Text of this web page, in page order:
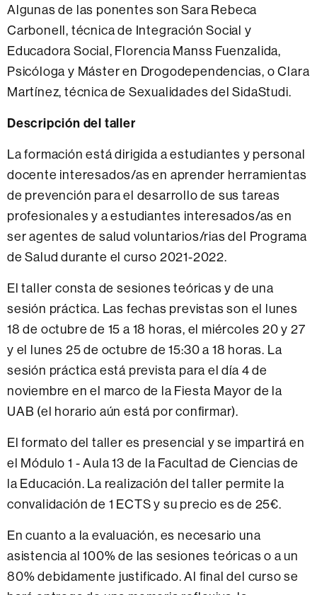
Algunas de las ponentes son Sara Rebeca
Carbonell, técnica de Integración Social y
Educadora Social, Florencia Manss Fuenzalida,
Psicóloga y Máster en Drogodependencias, o Clara
Martínez, técnica de Sexualidades del SidaStudi.
Descripción del taller
La formación está dirigida a estudiantes y personal
docente interesados/as en aprender herramientas
de prevención para el desarrollo de sus tareas
profesionales y a estudiantes interesados/as en
ser agentes de salud voluntarios/rias del Programa
de Salud durante el curso 2021-2022.
El taller consta de sesiones teóricas y de una
sesión práctica. Las fechas previstas son el lunes
18 de octubre de 15 a 18 horas, el miércoles 20 y 27
y el lunes 25 de octubre de 15:30 a 18 horas. La
sesión práctica está prevista para el día 4 de
noviembre en el marco de la Fiesta Mayor de la
UAB (el horario aún está por confirmar).
El formato del taller es presencial y se impartirá en
el Módulo 1 - Aula 13 de la Facultad de Ciencias de
la Educación. La realización del taller permite la
convalidación de 1 ECTS y su precio es de 25€.
En cuanto a la evaluación, es necesario una
asistencia al 100% de las sesiones teóricas o a un
80% debidamente justificado. Al final del curso se